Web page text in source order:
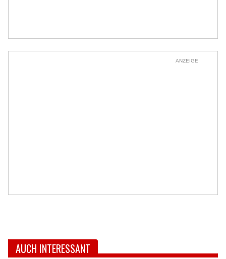
ANZEIGE
AUCH INTERESSANT